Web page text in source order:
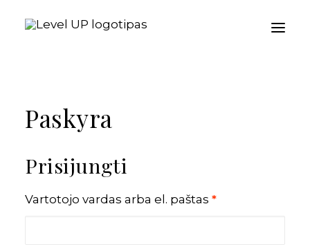
Paslaugos moterims
Blogas
Kontaktai
Paskyra
Prisijungti
Vartotojo vardas arba el. paštas *Privalomas